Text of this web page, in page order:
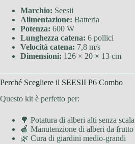
Marchio: Seesii
Alimentazione: Batteria
Potenza: 600 W
Lunghezza catena: 6 pollici
Velocità catena: 7,8 m/s
Dimensioni: 126 × 20 × 13 cm
Perché Scegliere il SEESII P6 Combo
Questo kit è perfetto per:
🌳 Potatura di alberi alti senza scala
🍎 Manutenzione di alberi da frutto
🌿 Cura di giardini medio-grandi